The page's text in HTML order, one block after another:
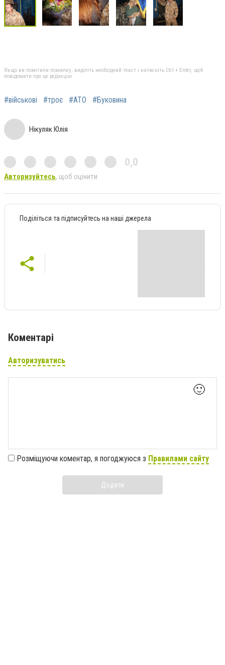
Якщо ви помітили помилку, виділіть необхідний текст і натисніть Ctrl + Enter, щоб
повідомити про це редакцію
#військові #троє #АТО #Буковина
Нікуляк Юлія
0,0
Авторизуйтесь, щоб оцінити
Поділіться та підписуйтесь на наші джерела
Коментарі
Авторизуватись
🙂
Розміщуючи коментар, я погоджуюся з Правилами сайту
Додати